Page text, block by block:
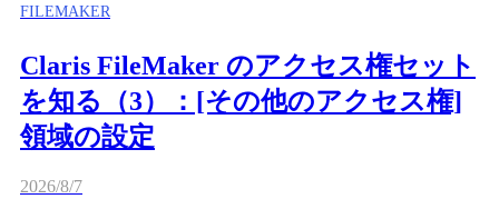
FILEMAKER
Claris FileMaker のアクセス権セット
を知る（3）：[その他のアクセス権]
領域の設定
2026/8/7